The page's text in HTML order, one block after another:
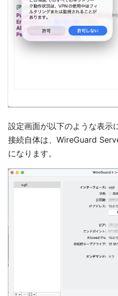
設定画面が以下のような表示
接続自体は、WireGuard
になります。